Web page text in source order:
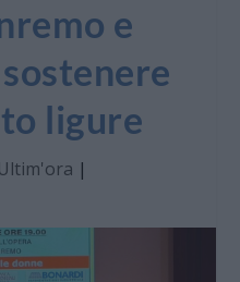
e
ligure
Ultim'ora |